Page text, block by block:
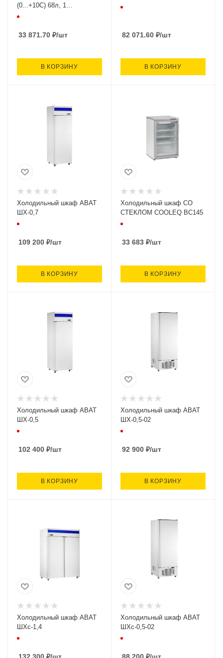
(0...+10С) 68л, 1
стеклянная дверь, черный
33 871.70 ₽/шт
В КОРЗИНУ
82 071.60 ₽/шт
В КОРЗИНУ
Холодильный шкаф ABAT
ШХ-0,7
109 200 ₽/шт
В КОРЗИНУ
Холодильный шкаф СО
СТЕКЛОМ COOLEQ BC145
33 683 ₽/шт
В КОРЗИНУ
Холодильный шкаф ABAT
ШХ-0,5
102 400 ₽/шт
В КОРЗИНУ
Холодильный шкаф ABAT
ШХ-0,5-02
92 900 ₽/шт
В КОРЗИНУ
Холодильный шкаф ABAT
ШХс-1,4
Холодильный шкаф ABAT
ШХс-0,5-02